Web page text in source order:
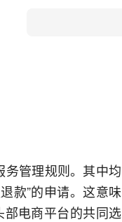
管理规则。其中均
款”的申请。这意味
部电商平台的共同选